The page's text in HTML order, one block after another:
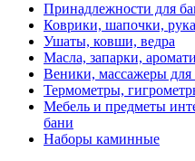
Принадлежности для
Коврики, шапочки,
Ушаты, ковши, ведра
Масла, запарки,
Веники, массажеры
Термометры,
Мебель и предметы
бани
Наборы каминные